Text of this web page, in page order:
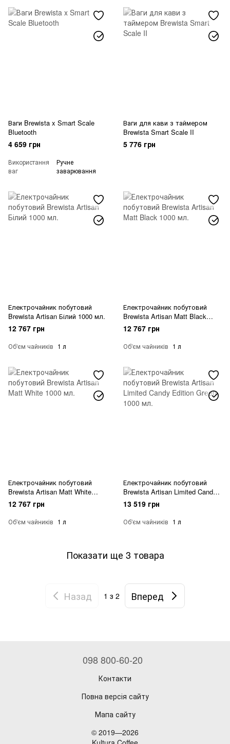
Ваги Brewista x Smart Scale
Bluetooth
4 659 грн
Використання
ваг
Ручне
заварювання
Ваги для кави з таймером
Brewista Smart Scale II
5 776 грн
Електрочайник побутовий
Brewista Artisan Білий 1000 мл.
12 767 грн
Об'єм чайників 1 л
Електрочайник побутовий
Brewista Artisan Matt Black
1000 мл.
12 767 грн
Об'єм чайників 1 л
Електрочайник побутовий
Brewista Artisan Matt White
1000 мл.
12 767 грн
Об'єм чайників 1 л
Електрочайник побутовий
Brewista Artisan Limited Candy
Edition Green 1000 мл.
13 519 грн
Об'єм чайників 1 л
Показати ще 3 товара
Назад 1 з 2 Вперед
098 800-60-20
Контакти
Повна версія сайту
Мапа сайту
© 2019—2026